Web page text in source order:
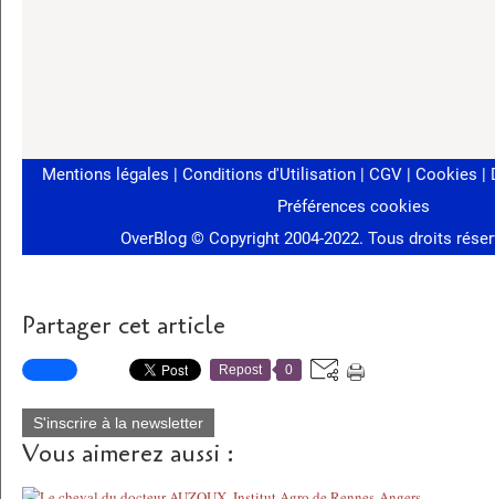
Partager cet article
Repost 0
S'inscrire à la newsletter
Vous aimerez aussi :